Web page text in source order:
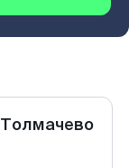
Толмачево